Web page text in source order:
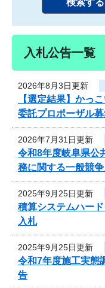
入札公告一覧
2026年8月3日更新
【選定結果】かっ
委託プロポーザル
2026年7月31日更新
令和8年度岐阜県公
務に関する一般競
2025年9月25日更新
積算システムハー
入札
2025年9月25日更新
令和7年度施工実態
告